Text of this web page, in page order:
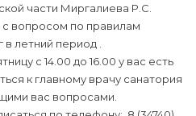
части Миргалиева Р.С.
вопросом по правилам
летний период .
с 14.00 до 16.00 у вас есть
к главному врачу санатория
вас вопросами.